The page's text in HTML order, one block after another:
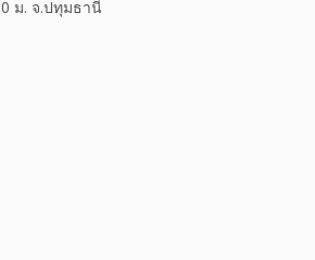
ม. จ.ปทุมธานี